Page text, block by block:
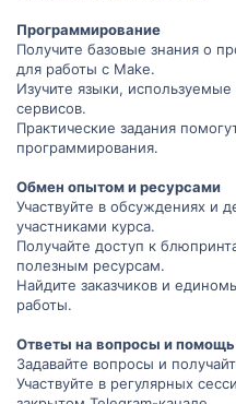
Программирование
Получите базовые знания о
для работы с Make.
Изучите языки,
сервисов.
Практические задания
программирования.
Обмен опытом и ресурсами
Участвуйте в обсуждениях и
участниками курса.
Получайте доступ к
полезным ресурсам.
Найдите заказчиков и
работы.
Ответы на вопросы и помощь
Задавайте вопросы и
Участвуйте в регулярных